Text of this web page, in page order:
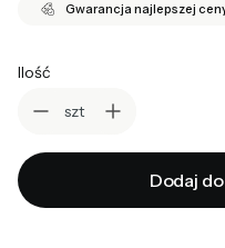
Gwarancja najlepszej
Ilość
szt
Dodaj